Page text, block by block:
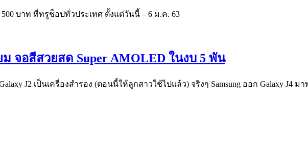
บาท ที่ทรูช็อปทั่วประเทศ ตั้งแต่วันนี้ – 6 ม.ค. 63
จอสีสวยสด Super AMOLED ในงบ 5 พัน
J2 เป็นเครื่องสำรอง (ตอนนี้ให้ลูกสาวใช้ไปแล้ว) จริงๆ Samsung ออก Galaxy J4